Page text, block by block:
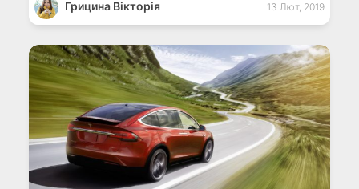
Грицина Вікторія 13 Лют, 2019